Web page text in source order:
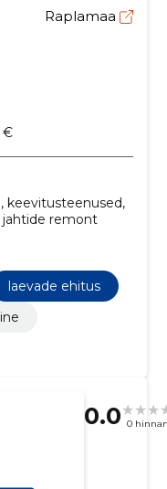
Raplamaa
€
keevitusteenused,
jahtide remont
laevade ehitus
0.0 0